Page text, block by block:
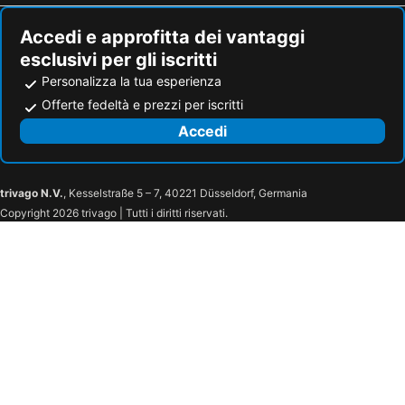
Accedi e approfitta dei vantaggi
esclusivi per gli iscritti
Personalizza la tua esperienza
Offerte fedeltà e prezzi per iscritti
Accedi
trivago N.V., Kesselstraße 5 – 7, 40221 Düsseldorf, Germania
Copyright 2026 trivago | Tutti i diritti riservati.